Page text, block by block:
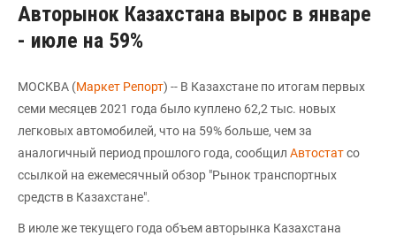
Авторынок Казахстана вырос в январе
- июле на 59%
МОСКВА (Маркет Репорт) -- В Казахстане по итогам первых
семи месяцев 2021 года было куплено 62,2 тыс. новых
легковых автомобилей, что на 59% больше, чем за
аналогичный период прошлого года, сообщил Автостатсо
ссылкой на ежемесячный обзор "Рынок транспортных
средств в Казахстане".
В июле же текущего года объем авторынка Казахстана